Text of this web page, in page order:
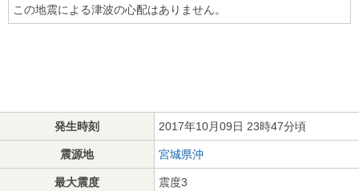
この地震による津波の心配はありません。
発生時刻 2017年10月09日 23時47分頃
震源地 宮城県沖
最大震度 震度3